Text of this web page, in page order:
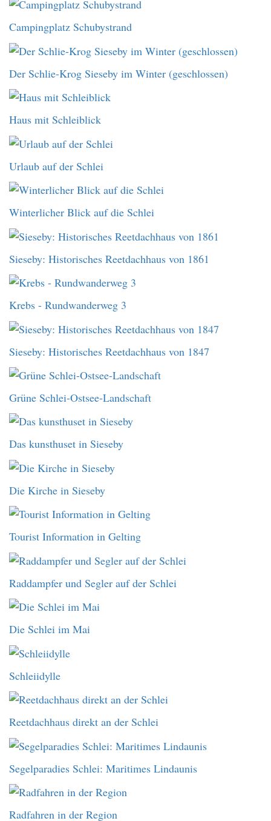
Campingplatz Schubystrand
Der Schlie-Krog Sieseby im Winter (geschlossen)
Haus mit Schleiblick
Urlaub auf der Schlei
Winterlicher Blick auf die Schlei
Sieseby: Historisches Reetdachhaus von 1861
Krebs - Rundwanderweg 3
Sieseby: Historisches Reetdachhaus von 1847
Grüne Schlei-Ostsee-Landschaft
Das kunsthuset in Sieseby
Die Kirche in Sieseby
Tourist Information in Gelting
Raddampfer und Segler auf der Schlei
Die Schlei im Mai
Schleiidylle
Reetdachhaus direkt an der Schlei
Segelparadies Schlei: Maritimes Lindaunis
Radfahren in der Region